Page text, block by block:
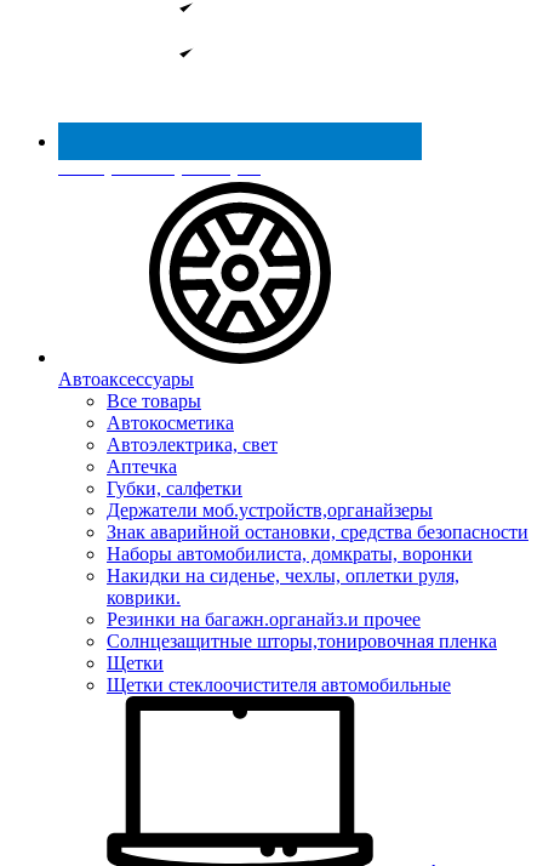
Реестр МинПромТорга
Автоаксессуары
Все товары
Автокосметика
Автоэлектрика, свет
Аптечка
Губки, салфетки
Держатели моб.устройств,органайзеры
Знак аварийной остановки, средства безопасности
Наборы автомобилиста, домкраты, воронки
Накидки на сиденье, чехлы, оплетки руля,
коврики.
Резинки на багажн.органайз.и прочее
Солнцезащитные шторы,тонировочная пленка
Щетки
Щетки стеклоочистителя автомобильные